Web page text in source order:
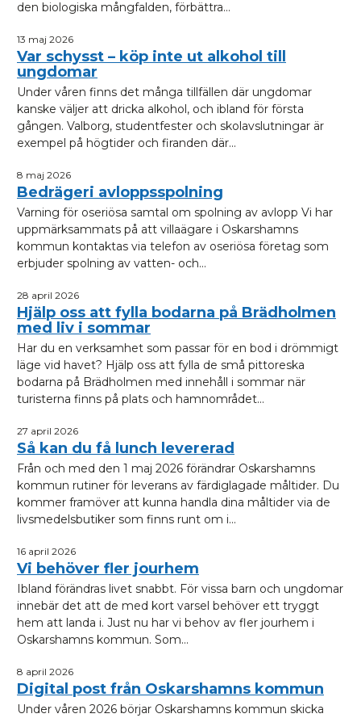
den biologiska mångfalden, förbättra...
13 maj 2026
Var schysst – köp inte ut alkohol till
ungdomar
Under våren finns det många tillfällen där ungdomar
kanske väljer att dricka alkohol, och ibland för första
gången. Valborg, studentfester och skolavslutningar är
exempel på högtider och firanden där...
8 maj 2026
Bedrägeri avloppsspolning
Varning för oseriösa samtal om spolning av avlopp Vi har
uppmärksammats på att villaägare i Oskarshamns
kommun kontaktas via telefon av oseriösa företag som
erbjuder spolning av vatten- och...
28 april 2026
Hjälp oss att fylla bodarna på Brädholmen
med liv i sommar
Har du en verksamhet som passar för en bod i drömmigt
läge vid havet? Hjälp oss att fylla de små pittoreska
bodarna på Brädholmen med innehåll i sommar när
turisterna finns på plats och hamnområdet...
27 april 2026
Så kan du få lunch levererad
Från och med den 1 maj 2026 förändrar Oskarshamns
kommun rutiner för leverans av färdiglagade måltider. Du
kommer framöver att kunna handla dina måltider via de
livsmedelsbutiker som finns runt om i...
16 april 2026
Vi behöver fler jourhem
Ibland förändras livet snabbt. För vissa barn och ungdomar
innebär det att de med kort varsel behöver ett tryggt
hem att landa i. Just nu har vi behov av fler jourhem i
Oskarshamns kommun. Som...
8 april 2026
Digital post från Oskarshamns kommun
Under våren 2026 börjar Oskarshamns kommun skicka